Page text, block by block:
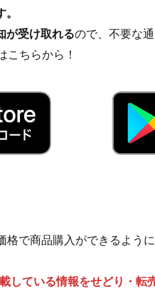
が受け取れるので、不要な
こちらから！
格で商品購入ができるよう
している情報をせどり・転